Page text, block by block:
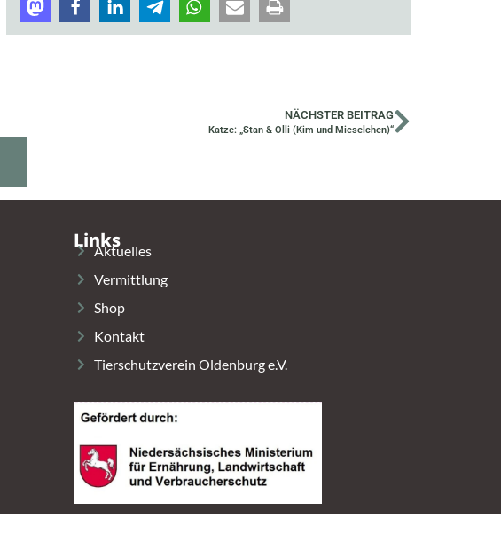
NÄCHSTER BEITRAG
Katze: „Stan & Olli (Kim und Mieselchen)“
Links
Aktuelles
Vermittlung
Shop
Kontakt
Tierschutzverein Oldenburg e.V.